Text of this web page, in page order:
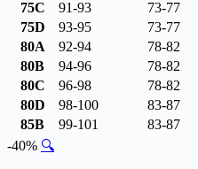
75C
91-93
73-77
75D
93-95
73-77
80A
92-94
78-82
80B
94-96
78-82
80C
96-98
78-82
80D
98-100
83-87
85B
99-101
83-87
-40% 🔍